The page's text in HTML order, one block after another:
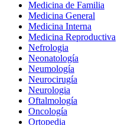
Medicina de Familia
Medicina General
Medicina Interna
Medicina Reproductiva
Nefrologia
Neonatología
Neumología
Neurocirugía
Neurologia
Oftalmología
Oncología
Ortopedia